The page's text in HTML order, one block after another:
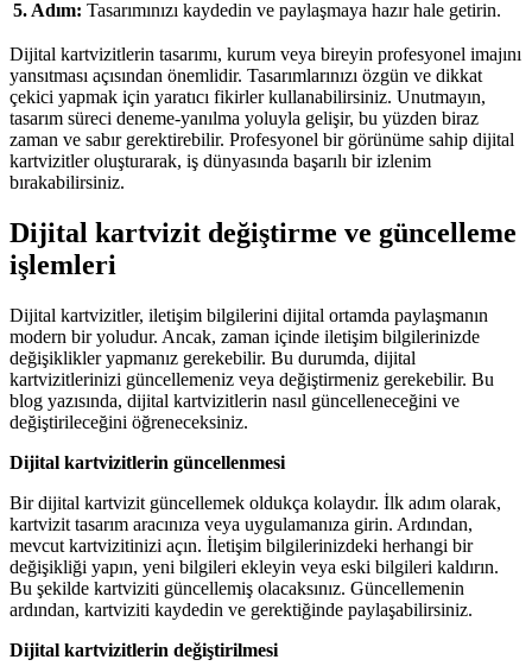
5. Adım: Tasarımınızı kaydedin ve paylaşmaya hazır hale getirin.
Dijital kartvizitlerin tasarımı, kurum veya bireyin profesyonel imajını
yansıtması açısından önemlidir. Tasarımlarınızı özgün ve dikkat
çekici yapmak için yaratıcı fikirler kullanabilirsiniz. Unutmayın,
tasarım süreci deneme-yanılma yoluyla gelişir, bu yüzden biraz
zaman ve sabır gerektirebilir. Profesyonel bir görünüme sahip dijital
kartvizitler oluşturarak, iş dünyasında başarılı bir izlenim
bırakabilirsiniz.
Dijital kartvizit değiştirme ve güncelleme
işlemleri
Dijital kartvizitler, iletişim bilgilerini dijital ortamda paylaşmanın
modern bir yoludur. Ancak, zaman içinde iletişim bilgilerinizde
değişiklikler yapmanız gerekebilir. Bu durumda, dijital
kartvizitlerinizi güncellemeniz veya değiştirmeniz gerekebilir. Bu
blog yazısında, dijital kartvizitlerin nasıl güncelleneceğini ve
değiştirileceğini öğreneceksiniz.
Dijital kartvizitlerin güncellenmesi
Bir dijital kartvizit güncellemek oldukça kolaydır. İlk adım olarak,
kartvizit tasarım aracınıza veya uygulamanıza girin. Ardından,
mevcut kartvizitinizi açın. İletişim bilgilerinizdeki herhangi bir
değişikliği yapın, yeni bilgileri ekleyin veya eski bilgileri kaldırın.
Bu şekilde kartviziti güncellemiş olacaksınız. Güncellemenin
ardından, kartviziti kaydedin ve gerektiğinde paylaşabilirsiniz.
Dijital kartvizitlerin değiştirilmesi